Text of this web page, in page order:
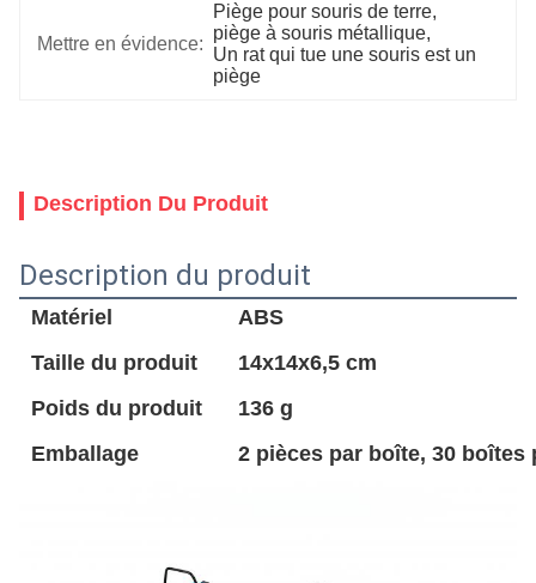
Mettre en évidence:
Piège pour souris de terre,
piège à souris métallique,
Un rat qui tue une souris est un
piège
Description Du Produit
Description du produit
Matériel
ABS
Taille du produit
14x14x6,5 cm
Poids du produit
136 g
Emballage
2 pièces par boîte, 30 boîtes